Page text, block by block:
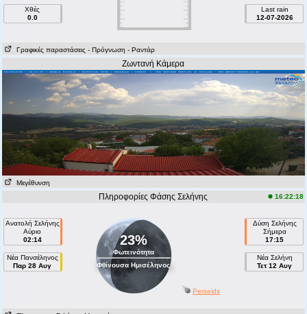
Χθές
0.0
Last rain
12-07-2026
Γραφικές παραστάσεις - Πρόγνωση - Ραντάρ
Ζωντανή Κάμερα
Μεγέθυνση
Πληροφορίες Φάσης Σελήνης 16:22:18
Ανατολή Σελήνης
Αύριο
02:14
Νέα Πανσέληνος
Παρ 28 Αυγ
23%
Φωτεινότητα
Φθίνουσα Ημισέληνος
Δύση Σελήνης
Σήμερα
17:15
Νέα Σελήνη
Τετ 12 Αυγ
Perseids